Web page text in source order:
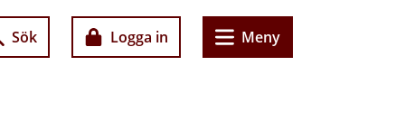
Sök Logga in Meny